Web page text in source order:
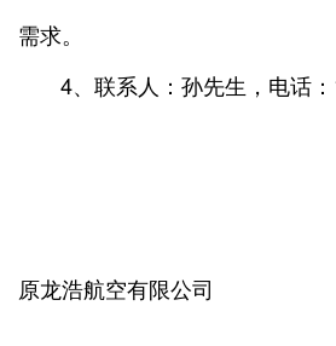
需求。
4、联系人：孙先生，电话：
原龙浩航空有限公司